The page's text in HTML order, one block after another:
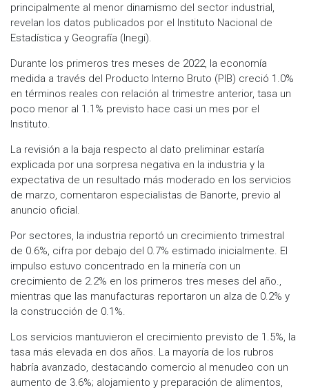
principalmente al menor dinamismo del sector industrial,
revelan los datos publicados por el Instituto Nacional de
Estadística y Geografía (Inegi).
Durante los primeros tres meses de 2022, la economía
medida a través del Producto Interno Bruto (PIB) creció 1.0%
en términos reales con relación al trimestre anterior, tasa un
poco menor al 1.1% previsto hace casi un mes por el
Instituto.
La revisión a la baja respecto al dato preliminar estaría
explicada por una sorpresa negativa en la industria y la
expectativa de un resultado más moderado en los servicios
de marzo, comentaron especialistas de Banorte, previo al
anuncio oficial.
Por sectores, la industria reportó un crecimiento trimestral
de 0.6%, cifra por debajo del 0.7% estimado inicialmente. El
impulso estuvo concentrado en la minería con un
crecimiento de 2.2% en los primeros tres meses del año.,
mientras que las manufacturas reportaron un alza de 0.2% y
la construcción de 0.1%.
Los servicios mantuvieron el crecimiento previsto de 1.5%, la
tasa más elevada en dos años. La mayoría de los rubros
habría avanzado, destacando comercio al menudeo con un
aumento de 3.6%; alojamiento y preparación de alimentos,